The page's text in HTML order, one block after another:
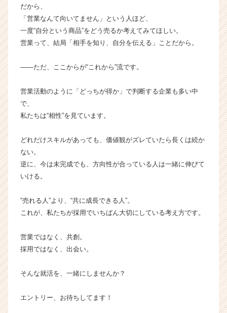
h
e
e
C
e
r）
だから、
「営業なんて向いてません」という人ほど、
一度“自分という商品”をどう売るか考えてみてほしい。
営業って、結局「相手を知り、自分を伝える」ことだから。
――ただ、ここからが“これから”流です。
営業活動のように「どっちが得か」で判断する企業も多い中
で、
私たちは“相性”を見ています。
どれだけスキルがあっても、価値観がズレていたら長くは続か
ない。
逆に、今は未完成でも、方向性が合っている人は一緒に伸びて
いける。
“売れる人”より、“共に成長できる人”。
これが、私たちが採用でいちばん大切にしている考え方です。
営業ではなく、共創。
採用ではなく、出会い。
そんな就活を、一緒にしませんか？
エントリー、お待ちしてます！